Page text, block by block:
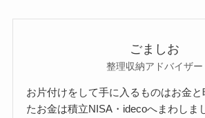
ごましお
整理収納アドバイザー
お片付けをして手に入るものはお金
たお金は積立NISA・idecoへまわしま